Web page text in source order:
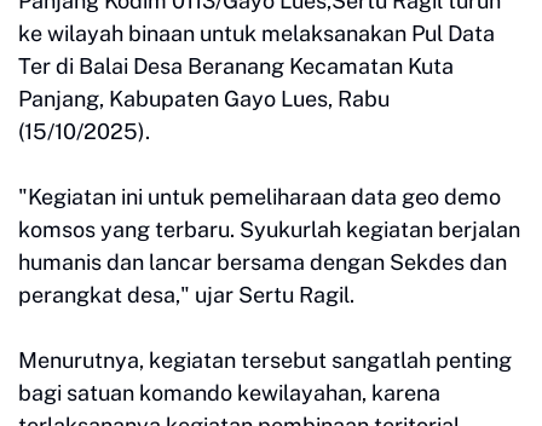
ke wilayah binaan untuk melaksanakan Pul Data
Ter di Balai Desa Beranang Kecamatan Kuta
Panjang, Kabupaten Gayo Lues, Rabu
(15/10/2025).
"Kegiatan ini untuk pemeliharaan data geo demo
komsos yang terbaru. Syukurlah kegiatan berjalan
humanis dan lancar bersama dengan Sekdes dan
perangkat desa," ujar Sertu Ragil.
Menurutnya, kegiatan tersebut sangatlah penting
bagi satuan komando kewilayahan, karena